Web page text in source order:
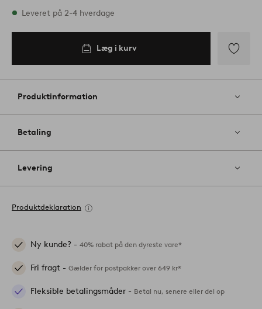
På lager
Leveret på 2-4 hverdage
Læg i kurv
til
Produktinformation
Betaling
Levering
Produktdeklaration
Ny kunde? - 40% rabat på den dyreste vare*
Fri fragt - Gælder for postpakker over 649 kr*
Fleksible betalingsmåder - Betal nu, senere eller del op